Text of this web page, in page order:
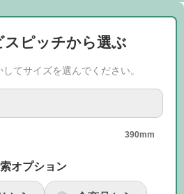
スピッチから選ぶ
てサイズを選んでください。
390mm
オプション